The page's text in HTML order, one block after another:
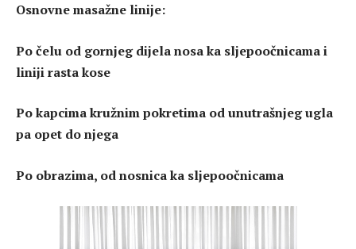
Osnovne masažne linije:
Po čelu od gornjeg dijela nosa ka sljepoočnicama i
liniji rasta kose
Po kapcima kružnim pokretima od unutrašnjeg ugla
pa opet do njega
Po obrazima, od nosnica ka sljepoočnicama